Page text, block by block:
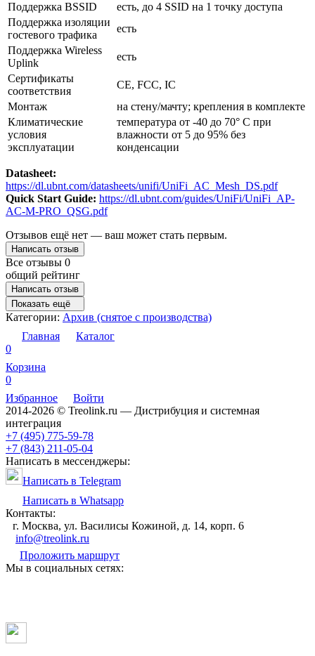
Поддержка BSSID
есть, до 4 SSID на 1 точку доступа
Поддержка изоляции
гостевого трафика
есть
Поддержка Wireless
Uplink
есть
Сертификаты
соответствия
CE, FCC, IC
Монтаж
на стену/мачту; крепления в комплекте
Климатические
условия
эксплуатации
температура от -40 до 70° C при
влажности от 5 до 95% без
конденсации
Datasheet:
https://dl.ubnt.com/datasheets/unifi/UniFi_AC_Mesh_DS.pdf
Quick Start Guide: https://dl.ubnt.com/guides/UniFi/UniFi_AP-
AC-M-PRO_QSG.pdf
Отзывов ещё нет — ваш может стать первым.
Написать отзыв
Все отзывы 0
общий рейтинг
Написать отзыв
Показать ещё
Категории: Архив (снятое с производства)
Главная
Каталог
0
Корзина
0
Избранное
Войти
2014-2026 © Treolink.ru — Дистрибуция и системная
интеграция
+7 (495) 775-59-78
+7 (843) 211-05-04
Написать в мессенджеры:
Написать в Telegram
Написать в Whatsapp
Контакты:
г. Москва, ул. Василисы Кожиной, д. 14, корп. 6
info@treolink.ru
Проложить маршрут
Мы в социальных сетях: